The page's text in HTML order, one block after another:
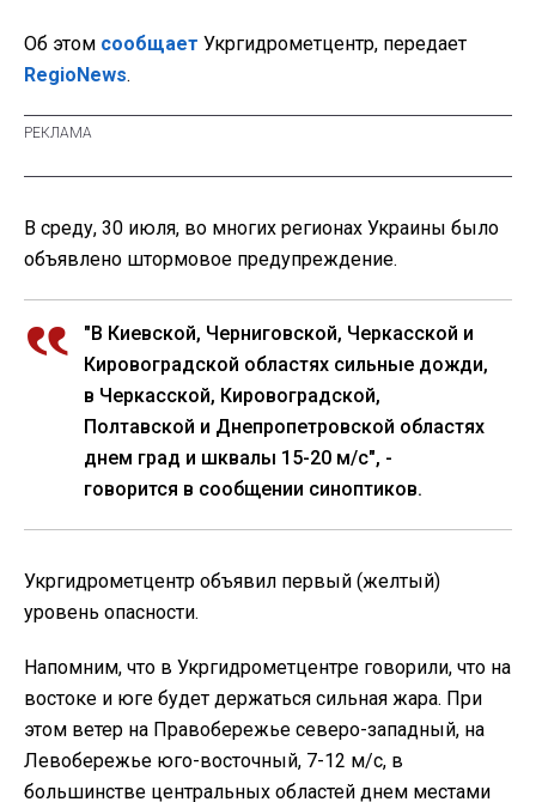
Об этом сообщает Укргидрометцентр, передает
RegioNews.
В среду, 30 июля, во многих регионах Украины было
объявлено штормовое предупреждение.
"В Киевской, Черниговской, Черкасской и
Кировоградской областях сильные дожди,
в Черкасской, Кировоградской,
Полтавской и Днепропетровской областях
днем град и шквалы 15-20 м/с", -
говорится в сообщении синоптиков.
Укргидрометцентр объявил первый (желтый)
уровень опасности.
Напомним, что в Укргидрометцентре говорили, что на
востоке и юге будет держаться сильная жара. При
этом ветер на Правобережье северо-западный, на
Левобережье юго-восточный, 7-12 м/с, в
большинстве центральных областей днем местами